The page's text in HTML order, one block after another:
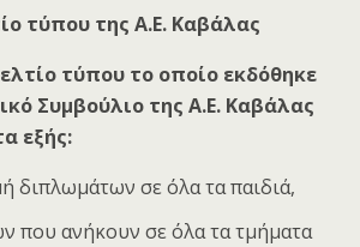
τύπου της Α.Ε. Καβάλας
τύπου το οποίο εκδόθηκε
Συμβούλιο της Α.Ε. Καβάλας
εξής:
διπλωμάτων σε όλα τα παιδιά,
που ανήκουν σε όλα τα τμήματα